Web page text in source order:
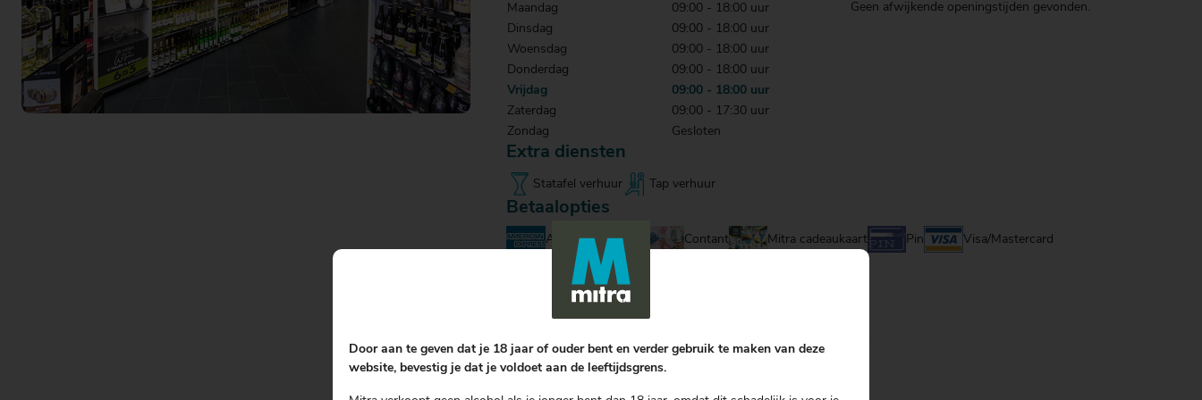
Voordelen Mitra Member
Klantenservice
Maandag
09:00 - 18:00 uur
Dinsdag
09:00 - 18:00 uur
Woensdag
09:00 - 18:00 uur
Donderdag
09:00 - 18:00 uur
Vrijdag
09:00 - 18:00 uur
Zaterdag
09:00 - 17:30 uur
Zondag
Gesloten
Geen afwijkende openingstijden gevonden.
Extra diensten
Statafel verhuur Tap verhuur
Betaalopties
American Express Contant Mitra cadeaukaart Pin Visa/Mastercard
Door aan te geven dat je 18 jaar of ouder bent en verder gebruik te maken van deze
website, bevestig je dat je voldoet aan de leeftijdsgrens.